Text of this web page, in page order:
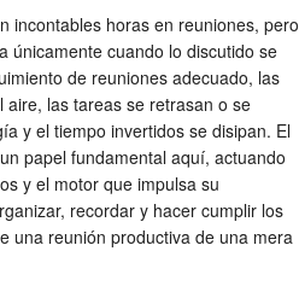
incontables horas en reuniones, pero
únicamente cuando lo discutido se
de reunionesadecuado, las
las tareas se retrasan o se
y el tiempo invertidos se disipan. El
papel fundamental aquí, actuando
y el motor que impulsa su
recordar y hacer cumplir los
una reunión productiva de una mera